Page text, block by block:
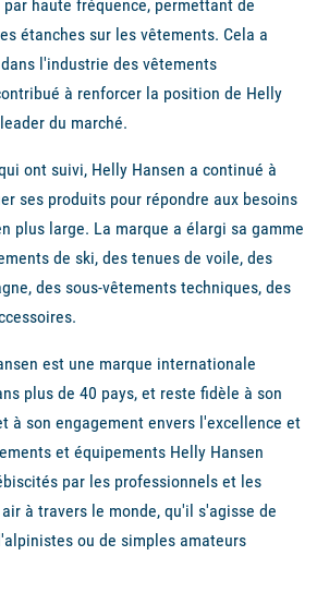
haute fréquence, permettant de
étanches sur les vêtements. Cela a
l'industrie des vêtements
à renforcer la position de Helly
du marché.
ont suivi, Helly Hansen a continué à
ses produits pour répondre aux besoins
plus large. La marque a élargi sa gamme
de ski, des tenues de voile, des
des sous-vêtements techniques, des
est une marque internationale
plus de 40 pays, et reste fidèle à son
à son engagement envers l'excellence et
et équipements Helly Hansen
par les professionnels et les
à travers le monde, qu'il s'agisse de
ou de simples amateurs